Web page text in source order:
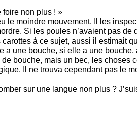
foire non plus ! »
le moindre mouvement. Il les
Si les poules n’avaient pas de
à ce sujet, aussi il estimait
a une bouche, si elle a une
bouche, mais un bec, les choses
Il ne trouva cependant pas le
sur une langue non plus ?